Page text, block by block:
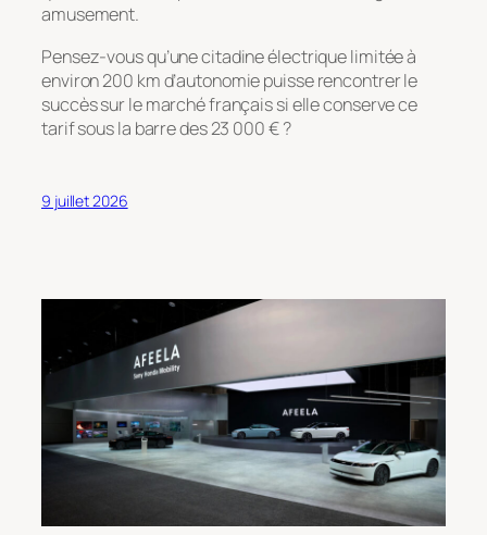
amusement.
Pensez-vous qu’une citadine électrique limitée à
environ 200 km d’autonomie puisse rencontrer le
succès sur le marché français si elle conserve ce
tarif sous la barre des 23 000 € ?
9 juillet 2026